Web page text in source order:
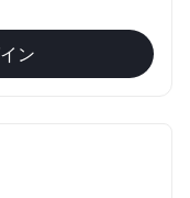
ン